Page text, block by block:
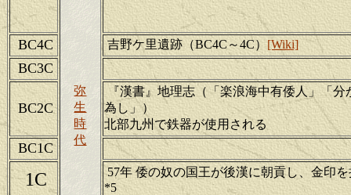
弥
生
時
代
BC4C 吉野ケ里遺跡（BC4C～4C）[Wiki]
BC3C
BC2C
『漢書』地理志（「楽浪海中有倭人」「分
為し」）
北部九州で鉄器が使用される
BC1C
1C
57年 倭の奴の国王が後漢に朝貢し、金印
*5